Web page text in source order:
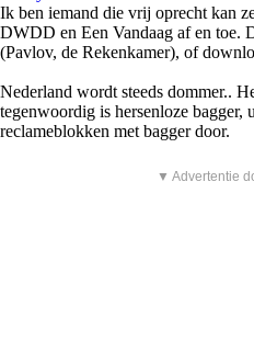
Ik ben iemand die vrij oprecht kan
DWDD en Een Vandaag af en toe.
(Pavlov, de Rekenkamer), of
Nederland wordt steeds dommer..
tegenwoordig is hersenloze bagger,
reclameblokken met bagger door.
▼ Advertentie